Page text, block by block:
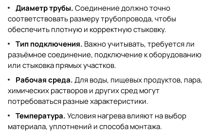
Диаметр трубы.Соединение должно точно
соответствовать размеру трубопровода, чтобы
обеспечить плотную и корректную стыковку.
Тип подключения. Важно учитывать, требуется ли
разъёмное соединение, подключение к оборудованию
или стыковка прямых участков.
Рабочая среда.Для воды, пищевых продуктов, пара,
химических растворов и других сред могут
потребоваться разные характеристики.
Температура.Условия нагрева влияют на выбор
материала, уплотнений и способа монтажа.